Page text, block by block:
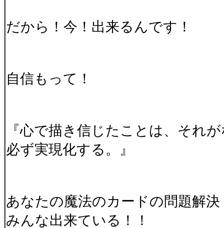
だから！今！出来るんです！
自信もって！
『心で描き信じたことは、それ
必ず実現化する。』
あなたの魔法のカードの問題解
みんな出来ている！！